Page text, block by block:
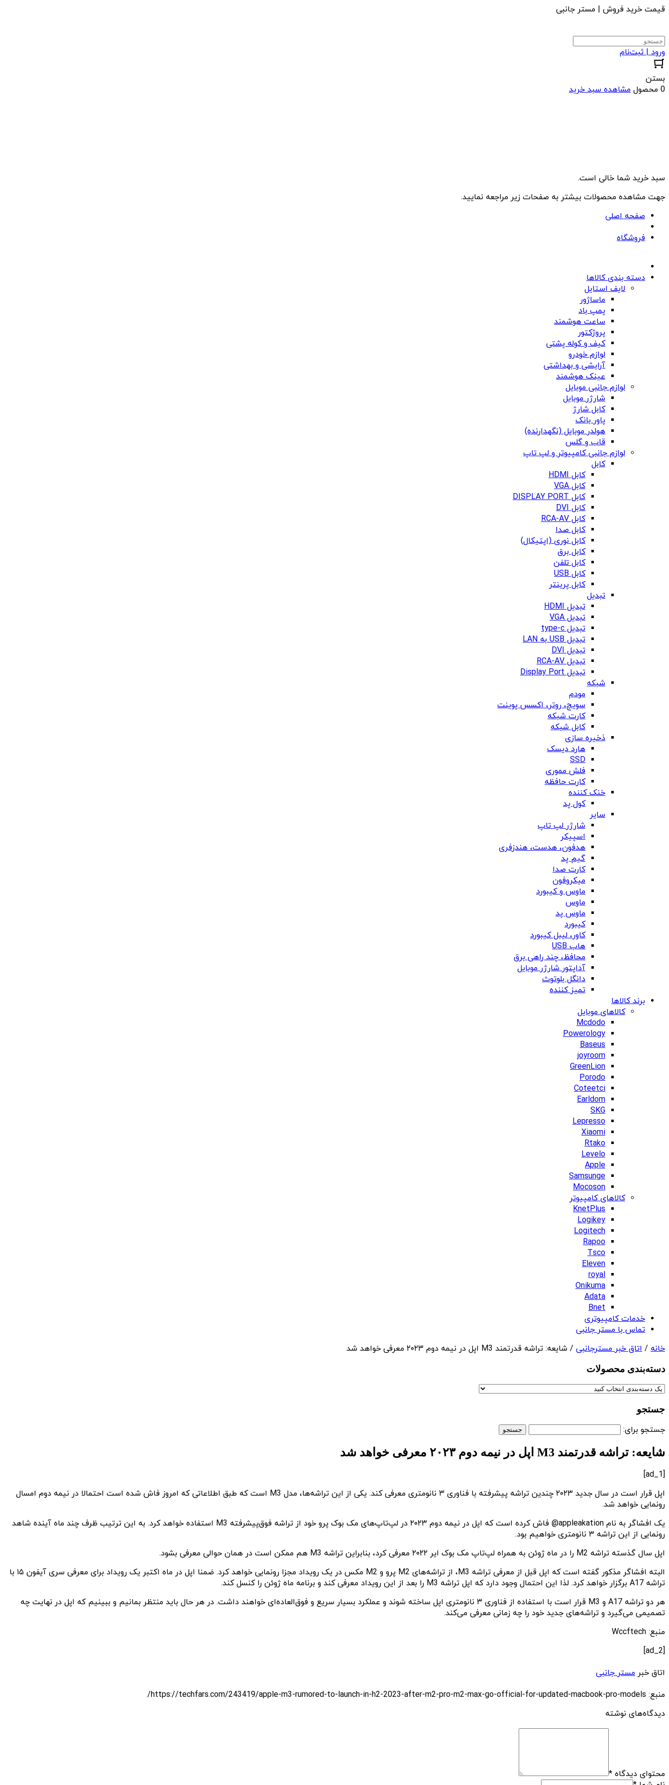
قیمت خرید فروش | مستر جانبی
ورود | ثبت‌نام
بستن
0 محصول
مشاهده سبد خرید
سبد خرید شما خالی است.
جهت مشاهده محصولات بیشتر به صفحات زیر مراجعه نمایید.
صفحه اصلی
فروشگاه
دسته بندی کالاها
لایف استایل
ماساژور
پمپ باد
ساعت هوشمند
پروژکتور
کیف و کوله پشتی
لوازم خودرو
آرایشی و بهداشتی
عینک هوشمند
لوازم جانبی موبایل
شارژر موبایل
کابل شارژ
پاور بانک
هولدر موبایل (نگهدارنده)
قاب و گلس
لوازم جانبی کامپیوتر و لپ تاپ
کابل
کابل HDMI
کابل VGA
کابل DISPLAY PORT
کابل DVI
کابل RCA-AV
کابل صدا
کابل نوری (اپتیکال)
کابل برق
کابل تلفن
کابل USB
کابل پرینتر
تبدیل
تبدیل HDMI
تبدیل VGA
تبدیل type-c
تبدیل USB به LAN
تبدیل DVI
تبدیل RCA-AV
تبدیل Display Port
شبکه
مودم
سویچ، روتر، اکسس پوینت
کارت شبکه
کابل شبکه
ذخیره سازی
هارد دیسک
SSD
فلش مموری
کارت حافظه
خنک کننده
کول پد
سایر
شارژر لپ تاپ
اسپیکر
هدفون، هدست، هندزفری
گیم پد
کارت صدا
میکروفون
ماوس و کیبورد
ماوس
ماوس پد
کیبورد
کاور، لیبل کیبورد
هاب USB
محافظ، چند راهی برق
آداپتور شارژر موبایل
دانگل بلوتوث
تمیز کننده
برند کالاها
کالاهای موبایل
Mcdodo
Powerology
Baseus
joyroom
GreenLion
Porodo
Coteetci
Earldom
SKG
Lepresso
Xiaomi
Rtako
Levelo
Apple
Samsunge
Mocoson
کالاهای کامپیوتر
KnetPlus
Logikey
Logitech
Rapoo
Tsco
Eleven
royal
Onikuma
Adata
Bnet
خدمات کامپیوتری
تماس با مستر جانبی
خانه / اتاق خبر مسترجانبی / شایعه: تراشه قدرتمند M3 اپل در نیمه دوم ۲۰۲۳ معرفی خواهد شد
دسته‌بندی‌ محصولات
جستجو
جستجو برای:
شایعه: تراشه قدرتمند M3 اپل در نیمه دوم ۲۰۲۳ معرفی خواهد شد
[ad_1]
اپل قرار است در سال جدید ۲۰۲۳ چندین تراشه‌ پیشرفته با فناوری ۳ نانومتری معرفی کند. یکی از این تراشه‌ها، مدل M3 است که طبق اطلاعاتی که امروز فاش شده است احتمالا در نیمه دوم امسال
رونمایی خواهد شد.
یک افشاگر به نام appleakation@ فاش کرده است که اپل در نیمه دوم ۲۰۲۳ در لپ‌تاپ‌‌های مک بوک پرو خود از تراشه فوق‌پیشرفته M3 استفاده خواهد کرد. به این ترتیب ظرف چند ماه آینده شاهد
رونمایی از این تراشه ۳ نانومتری خواهیم بود.
اپل سال گذسته تراشه M2 را در ماه ژوئن به همراه لپ‌تاپ مک بوک ایر ۲۰۲۲ معرفی کرد، بنابراین تراشه M3 هم ممکن است در همان حوالی معرفی بشود.
البته افشاگر مذکور گفته است که اپل قبل از معرفی تراشه M3، از تراشه‌های M2 پرو و M2 مکس در یک رویداد مجزا رونمایی خواهد کرد. ضمنا اپل در ماه اکتبر یک رویداد برای معرفی سری آیفون ۱۵ با
تراشه A17 برگزار خواهد کرد. لذا این احتمال وجود دارد که اپل تراشه M3 را بعد از این رویداد معرفی کند و برنامه ماه ژوئن را کنسل کند.
هر دو تراشه A17 و M3 قرار است با استفاده از فناوری ۳ نانومتری اپل ساخته شوند و عملکرد بسیار سریع و فوق‌العاده‌ای خواهند داشت. در هر حال باید منتظر بمانیم و ببینیم که اپل در نهایت چه
تصمیمی می‌گیرد و تراشه‌های جدید خود را چه زمانی معرفی می‌کند.‌
منبع: Wccftech
[ad_2]
اتاق خبر مستر جانبی
منبع: https://techfars.com/243419/apple-m3-rumored-to-launch-in-h2-2023-after-m2-pro-m2-max-go-official-for-updated-macbook-pro-models/
دیدگاه‌های نوشته
محتوای دیدگاه *